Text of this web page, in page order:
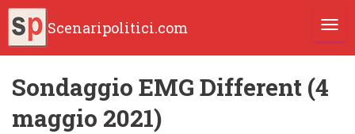
Scenaripolitici.com
Sondaggio EMG Different (4
maggio 2021)